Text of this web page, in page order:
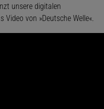
unsere digitalen
von »Deutsche Welle«.